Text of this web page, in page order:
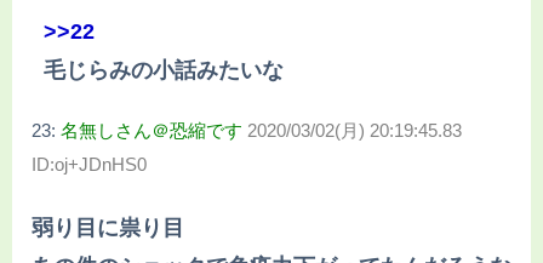
>>22
毛じらみの小話みたいな
23: 名無しさん＠恐縮です 2020/03/02(月) 20:19:45.83
ID:oj+JDnHS0
弱り目に祟り目